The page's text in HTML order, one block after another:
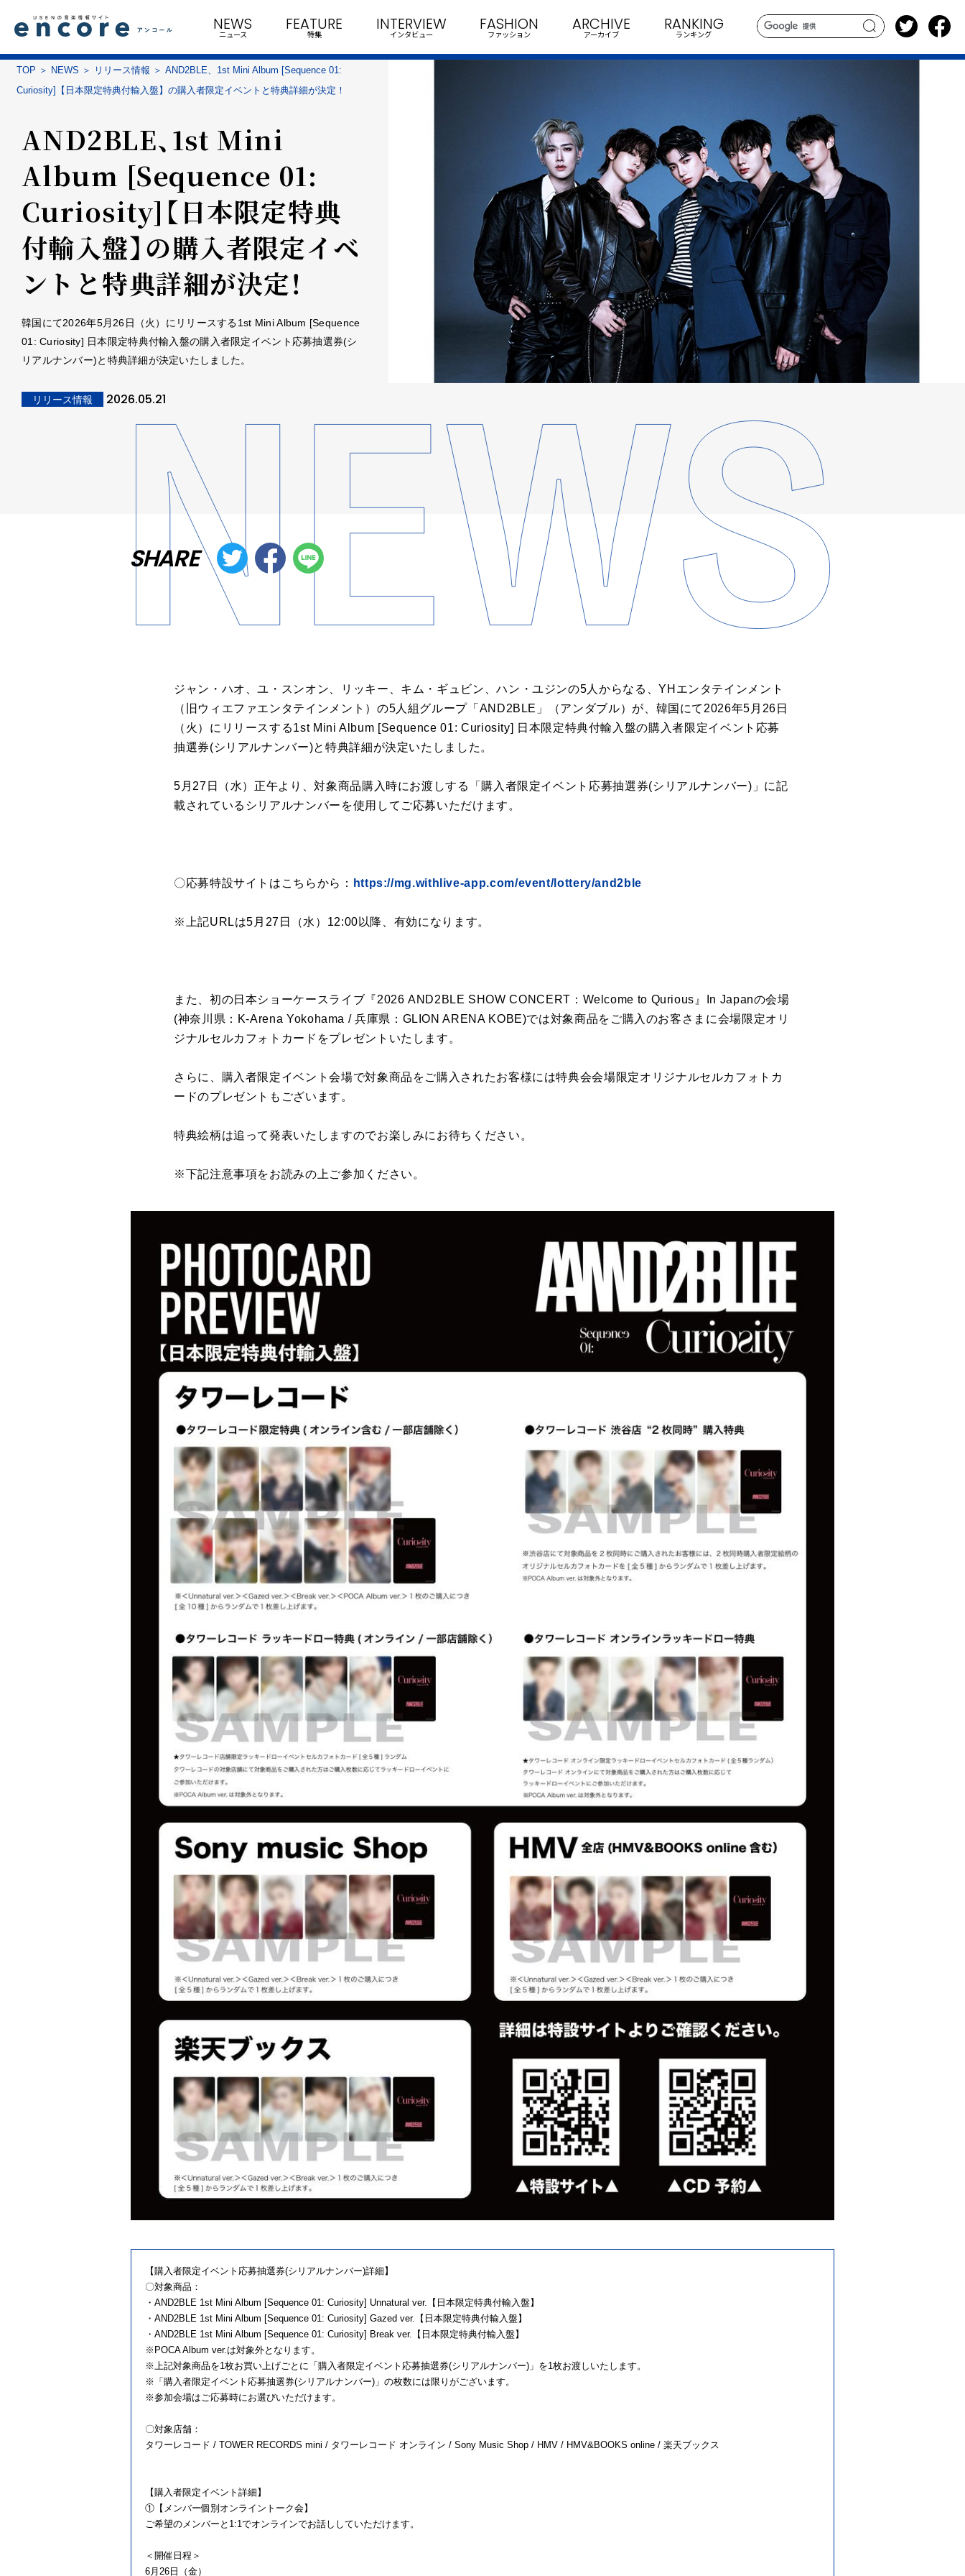
search
NEWS
ニュース
FEATURE
特集
INTERVIEW
インタビュー
FASHION
ファッション
ARCHIVE
アーカイブ
RANKING
ランキング
TOP NEWS リリース情報
AND2BLE、1st Mini Album [Sequence 01:
Curiosity]【日本限定特典付輸入盤】の購入者限定イベントと特典詳細が決定！
AND2BLE、1st Mini
Album [Sequence 01:
Curiosity]【日本限定特典
付輸入盤】の購入者限定イベ
ントと特典詳細が決定！
韓国にて2026年5月26日（火）にリリースする1st Mini Album [Sequence
01: Curiosity] 日本限定特典付輸入盤の購入者限定イベント応募抽選券(シ
リアルナンバー)と特典詳細が決定いたしました。
リリース情報 2026.05.21
SHARE
ジャン・ハオ、ユ・スンオン、リッキー、キム・ギュビン、ハン・ユジンの5人からなる、YHエンタテインメント
（旧ウィエファエンタテインメント）の5人組グループ「AND2BLE」（アンダブル）が、韓国にて2026年5月26日
（火）にリリースする1st Mini Album [Sequence 01: Curiosity] 日本限定特典付輸入盤の購入者限定イベント応募
抽選券(シリアルナンバー)と特典詳細が決定いたしました。
5月27日（水）正午より、対象商品購入時にお渡しする「購入者限定イベント応募抽選券(シリアルナンバー)」に記
載されているシリアルナンバーを使用してご応募いただけます。
〇応募特設サイトはこちらから： https://mg.withlive-app.com/event/lottery/and2ble
※上記URLは5月27日（水）12:00以降、有効になります。
また、初の日本ショーケースライブ『2026 AND2BLE SHOW CONCERT：Welcome to Qurious』In Japanの会場
(神奈川県：K-Arena Yokohama / 兵庫県：GLION ARENA KOBE)では対象商品をご購入のお客さまに会場限定オリ
ジナルセルカフォトカードをプレゼントいたします。
さらに、購入者限定イベント会場で対象商品をご購入されたお客様には特典会会場限定オリジナルセルカフォトカ
ードのプレゼントもございます。
特典絵柄は追って発表いたしますのでお楽しみにお待ちください。
※下記注意事項をお読みの上ご参加ください。
【購入者限定イベント応募抽選券(シリアルナンバー)詳細】
〇対象商品：
・AND2BLE 1st Mini Album [Sequence 01: Curiosity] Unnatural ver.【日本限定特典付輸入盤】
・AND2BLE 1st Mini Album [Sequence 01: Curiosity] Gazed ver.【日本限定特典付輸入盤】
・AND2BLE 1st Mini Album [Sequence 01: Curiosity] Break ver.【日本限定特典付輸入盤】
※POCA Album ver.は対象外となります。
※上記対象商品を1枚お買い上げごとに「購入者限定イベント応募抽選券(シリアルナンバー)」を1枚お渡しいたします。
※「購入者限定イベント応募抽選券(シリアルナンバー)」の枚数には限りがございます。
※参加会場はご応募時にお選びいただけます。
〇対象店舗：
タワーレコード / TOWER RECORDS mini / タワーレコード オンライン / Sony Music Shop / HMV / HMV&BOOKS online / 楽天ブックス
【購入者限定イベント詳細】
①【メンバー個別オンライントーク会】
ご希望のメンバーと1:1でオンラインでお話ししていただけます。
＜開催日程＞
6月26日（金）